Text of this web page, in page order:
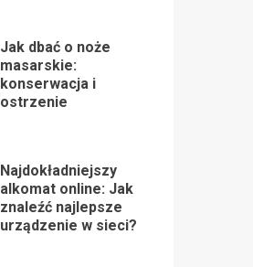
Jak dbać o noże
masarskie:
konserwacja i
ostrzenie
Najdokładniejszy
alkomat online: Jak
znaleźć najlepsze
urządzenie w sieci?